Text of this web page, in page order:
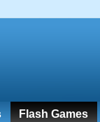
Flash Games